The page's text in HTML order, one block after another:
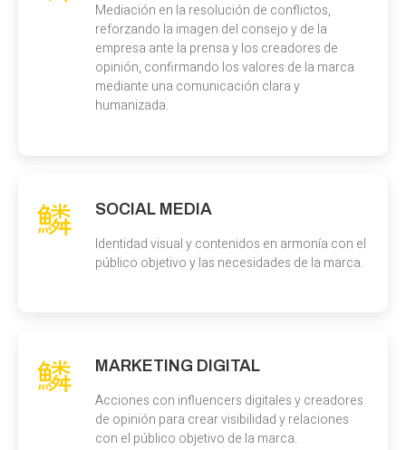
Mediación en la resolución de conflictos,
reforzando la imagen del consejo y de la
empresa ante la prensa y los creadores de
opinión, confirmando los valores de la marca
mediante una comunicación clara y
humanizada.
SOCIAL MEDIA
Identidad visual y contenidos en armonía con el
público objetivo y las necesidades de la marca.
MARKETING DIGITAL
Acciones con influencers digitales y creadores
de opinión para crear visibilidad y relaciones
con el público objetivo de la marca.